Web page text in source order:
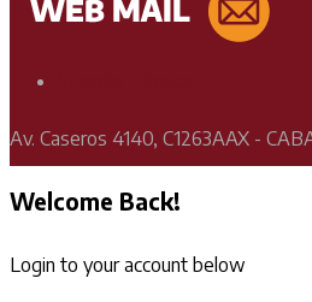
Av. Caseros 4140, C1263AAX -
Welcome Back!
Login to your account below